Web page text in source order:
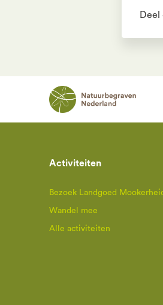
Deel
Activiteiten
Bezoek Landgoed
Wandel mee
Alle activiteiten